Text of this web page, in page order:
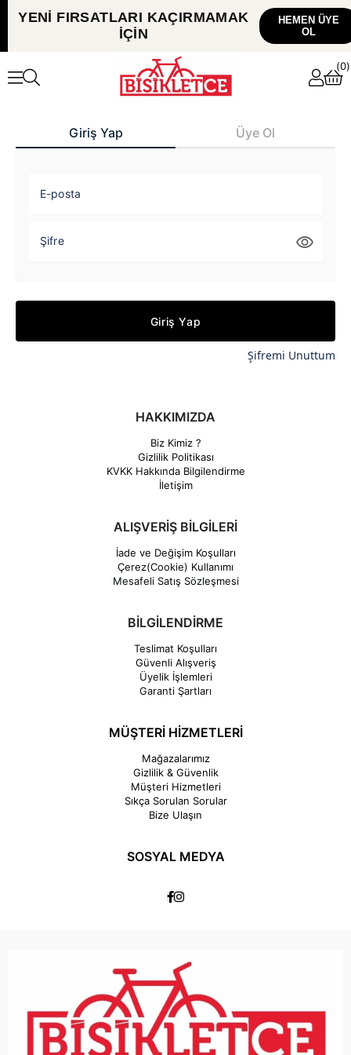
YENİ FIRSATLARI KAÇIRMAMAK
İÇİN
HEMEN ÜYE
OL
0
Giriş Yap Üye Ol
E-posta
Şifre
Giriş Yap
Şifremi Unuttum
HAKKIMIZDA
Biz Kimiz ?
Gizlilik Politikası
KVKK Hakkında Bilgilendirme
İletişim
ALIŞVERİŞ BİLGİLERİ
İade ve Değişim Koşulları
Çerez(Cookie) Kullanımı
Mesafeli Satış Sözleşmesi
BİLGİLENDİRME
Teslimat Koşulları
Güvenli Alışveriş
Üyelik İşlemleri
Garanti Şartları
MÜŞTERİ HİZMETLERİ
Mağazalarımız
Gizlilik & Güvenlik
Müşteri Hizmetleri
Sıkça Sorulan Sorular
Bize Ulaşın
SOSYAL MEDYA